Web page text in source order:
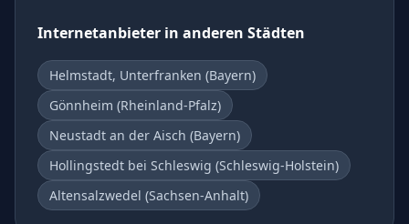
Internetanbieter in anderen Städten
Helmstadt, Unterfranken (Bayern)
Gönnheim (Rheinland-Pfalz)
Neustadt an der Aisch (Bayern)
Hollingstedt bei Schleswig (Schleswig-Holstein)
Altensalzwedel (Sachsen-Anhalt)